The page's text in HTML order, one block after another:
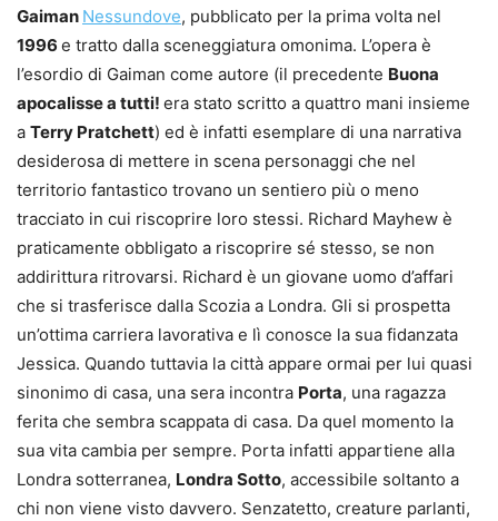
Gaiman Nessundove, pubblicato per la prima volta nel
1996 e tratto dalla sceneggiatura omonima. L’opera è
l’esordio di Gaiman come autore (il precedente Buona
apocalisse a tutti! era stato scritto a quattro mani insieme
a Terry Pratchett) ed è infatti esemplare di una narrativa
desiderosa di mettere in scena personaggi che nel
territorio fantastico trovano un sentiero più o meno
tracciato in cui riscoprire loro stessi. Richard Mayhew è
praticamente obbligato a riscoprire sé stesso, se non
addirittura ritrovarsi. Richard è un giovane uomo d’affari
che si trasferisce dalla Scozia a Londra. Gli si prospetta
un’ottima carriera lavorativa e lì conosce la sua fidanzata
Jessica. Quando tuttavia la città appare ormai per lui quasi
sinonimo di casa, una sera incontra Porta, una ragazza
ferita che sembra scappata di casa. Da quel momento la
sua vita cambia per sempre. Porta infatti appartiene alla
Londra sotterranea, Londra Sotto, accessibile soltanto a
chi non viene visto davvero. Senzatetto, creature parlanti,